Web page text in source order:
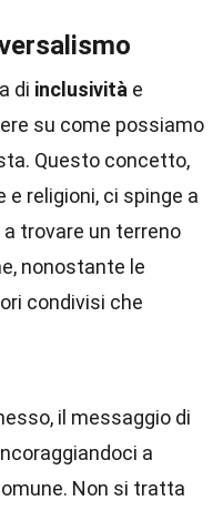
di inclusività e
su come possiamo
Questo concetto,
religioni, ci spinge a
trovare un terreno
nonostante le
condivisi che
il messaggio di
a
Non si tratta